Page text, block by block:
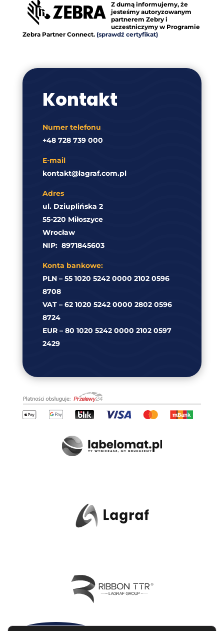
Z dumą informujemy, że
jesteśmy autoryzowanym
partnerem Zebry i
uczestniczymy w Programie
Zebra Partner Connect. (sprawdź certyfikat)
Kontakt
Numer telefonu
+48 728 739 000
E-mail
kontakt@lagraf.com.pl
Adres
ul. Dziuplińska 2
55-220 Miłoszyce
Wrocław
NIP: 8971845603
Konta bankowe:
PLN – 55 1020 5242 0000 2102 0596
8708
VAT – 62 1020 5242 0000 2802 0596
8724
EUR – 80 1020 5242 0000 2102 0597
2429